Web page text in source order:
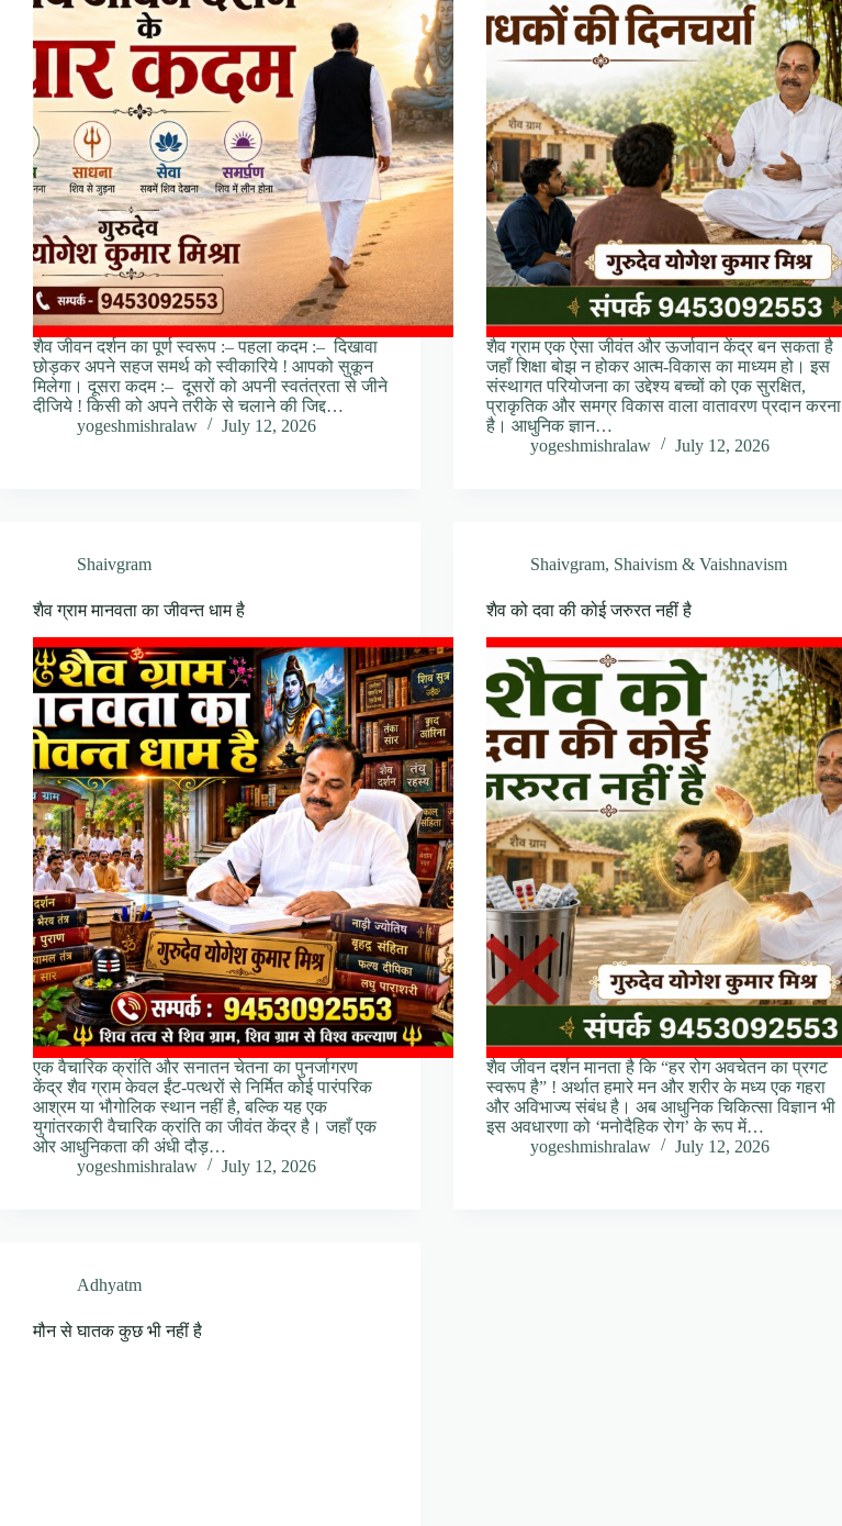
शैव जीवन दर्शन का पूर्ण स्वरूप :– पहला कदम :– दिखावा
छोड़कर अपने सहज समर्थ को स्वीकारिये ! आपको सुकून
मिलेगा। दूसरा कदम :– दूसरों को अपनी स्वतंत्रता से जीने
दीजिये ! किसी को अपने तरीके से चलाने की जिद्द…
yogeshmishralaw
July 12, 2026
शैव ग्राम एक ऐसा जीवंत और ऊर्जावान केंद्र बन सकता है
जहाँ शिक्षा बोझ न होकर आत्म-विकास का माध्यम हो। इस
संस्थागत परियोजना का उद्देश्य बच्चों को एक सुरक्षित,
प्राकृतिक और समग्र विकास वाला वातावरण प्रदान करना
है। आधुनिक ज्ञान…
yogeshmishralaw
July 12, 2026
Shaivgram
शैव ग्राम मानवता का जीवन्त धाम है
एक वैचारिक क्रांति और सनातन चेतना का पुनर्जागरण
केंद्र शैव ग्राम केवल ईंट-पत्थरों से निर्मित कोई पारंपरिक
आश्रम या भौगोलिक स्थान नहीं है, बल्कि यह एक
युगांतरकारी वैचारिक क्रांति का जीवंत केंद्र है। जहाँ एक
ओर आधुनिकता की अंधी दौड़…
yogeshmishralaw
July 12, 2026
Shaivgram, Shaivism & Vaishnavism
शैव को दवा की कोई जरुरत नहीं है
शैव जीवन दर्शन मानता है कि “हर रोग अवचेतन का प्रगट
स्वरूप है” ! अर्थात हमारे मन और शरीर के मध्य एक गहरा
और अविभाज्य संबंध है। अब आधुनिक चिकित्सा विज्ञान भी
इस अवधारणा को ‘मनोदैहिक रोग’ के रूप में…
yogeshmishralaw
July 12, 2026
Adhyatm
मौन से घातक कुछ भी नहीं है